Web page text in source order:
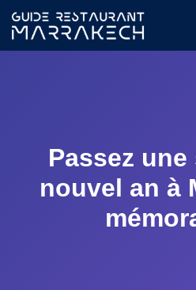
Passez
nouvel an à